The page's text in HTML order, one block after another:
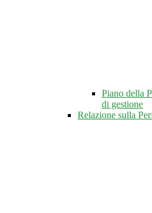
Piano della
di gestione
Relazione sulla